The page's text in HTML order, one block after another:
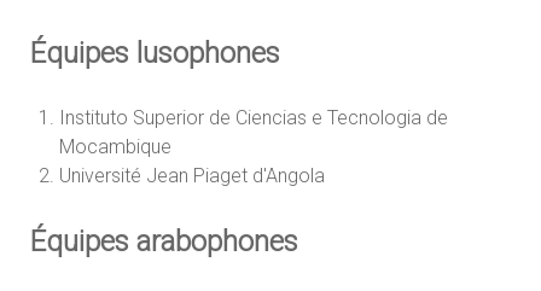
Équipes lusophones
Instituto Superior de Ciencias e Tecnologia de
Mocambique
Université Jean Piaget d'Angola
Équipes arabophones